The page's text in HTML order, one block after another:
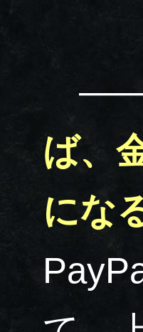
――
ば、
にな